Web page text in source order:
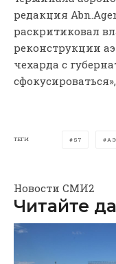
редакция
раскритиковал
реконструкции
чехарда с
ТЕГИ S7
Новости СМИ2
Читайте